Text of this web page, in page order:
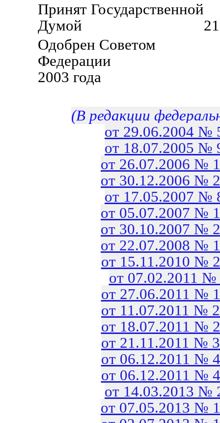
Принят Государственной
Думой 21
Одобрен Советом
Федерации
2003 года
(В редакции
от 29.06.2004 №
от 18.07.2005 №
от 26.07.2006 №
от 30.12.2006 №
от 17.05.2007 №
от 05.07.2007 №
от 30.10.2007 №
от 22.07.2008 №
от 15.11.2010 №
от 07.02.2011
от 27.06.2011 №
от 11.07.2011 №
от 18.07.2011 №
от 21.11.2011 №
от 06.12.2011 №
от 06.12.2011 №
от 14.03.2013 №
от 07.05.2013 №